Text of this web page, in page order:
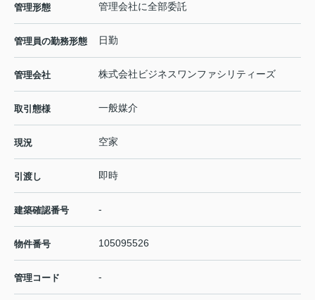
管理形態 管理会社に全部委託
管理員の勤務形態 日勤
管理会社 株式会社ビジネスワンファシリティーズ
取引態様 一般媒介
現況 空家
引渡し 即時
建築確認番号 -
物件番号 105095526
管理コード -